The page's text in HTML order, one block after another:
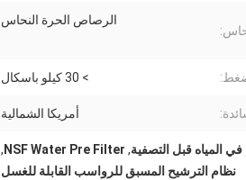
الرصاص الحرة النحاس
> 30 كيلو باسكال
أمريكا الشمالية
,
NSF Water Pre Filter
,
نظام الترشيح المسبق للرواسب القابلة للغسل